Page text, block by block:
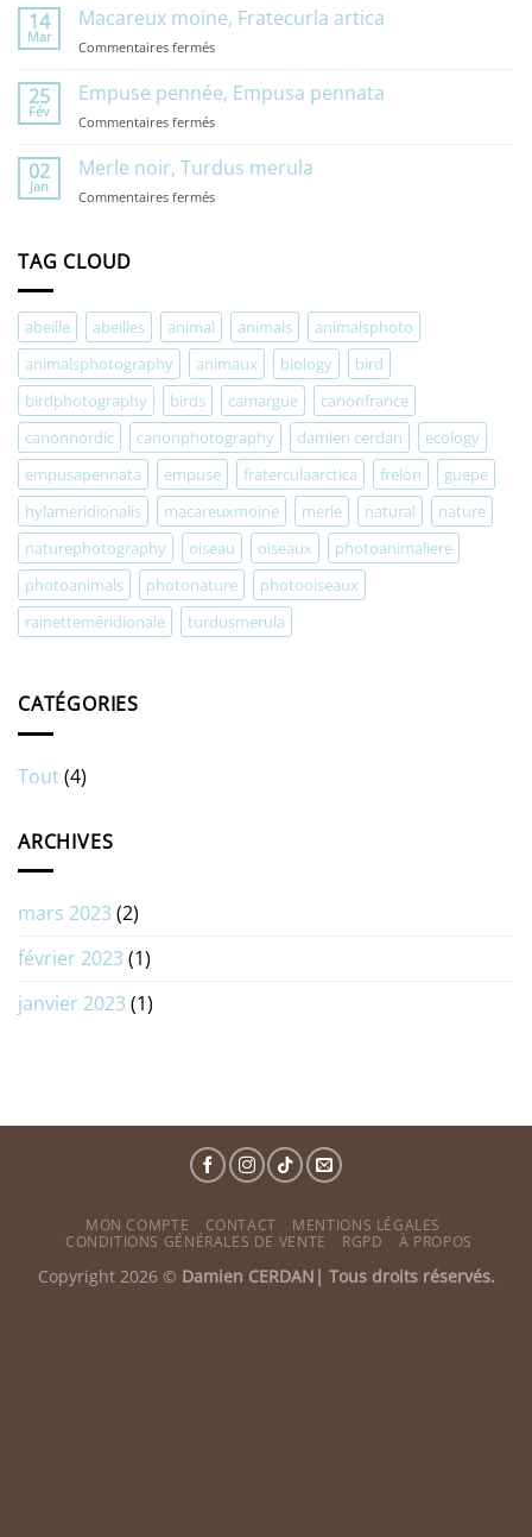
méridionale,
Hyla
meridionalis
14
Mar
Macareux moine, Fratecurla artica
Commentaires ferméssur
moine,
Fratecurla
artica
25
Fév
Empuse pennée, Empusa pennata
Commentaires ferméssur
pennée,
Empusa
pennata
02
Jan
Merle noir, Turdus merula
Commentaires ferméssur
TAG CLOUD
abeille abeilles animal animals
animalsphoto
animalsphotography
animaux biology
bird
birdphotography
birds camargue
canonfrance
canonnordic
canonphotography damien cerdan
ecology
empusapennata
empuse fraterculaarctica frelon
guepe
hylameridionalis
macareuxmoine merle natural
nature
naturephotography
oiseau oiseaux
photoanimaliere
photoanimals
photonature
photooiseaux
rainetteméridionale
turdusmerula
CATÉGORIES
Tout(4)
ARCHIVES
mars 2023 (2)
février 2023 (1)
janvier 2023 (1)
MON COMPTE CONTACT
MENTIONS LÉGALES
CONDITIONS GÉNÉRALES DE VENTE
RGPD À PROPOS
Copyright 2026 © Damien CERDAN| Tous droits réservés.